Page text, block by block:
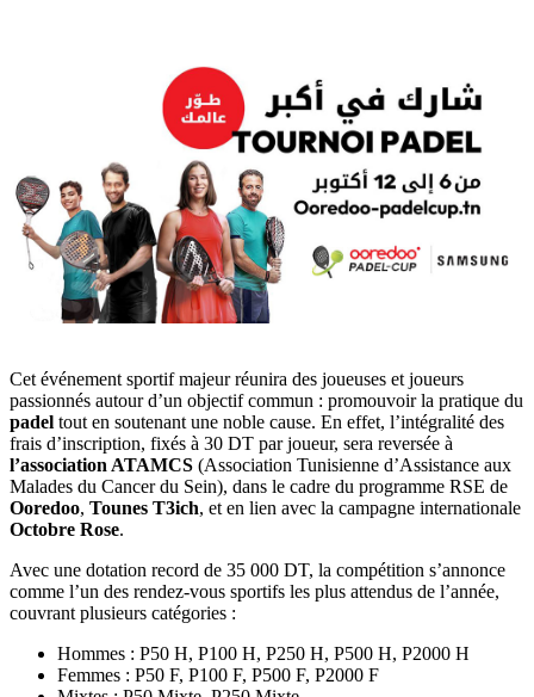
Cet événement sportif majeur réunira des joueuses et joueurs
passionnés autour d’un objectif commun : promouvoir la pratique du
padel tout en soutenant une noble cause. En effet, l’intégralité des
frais d’inscription, fixés à 30 DT par joueur, sera reversée à
l’association ATAMCS (Association Tunisienne d’Assistance aux
Malades du Cancer du Sein), dans le cadre du programme RSE de
Ooredoo, Tounes T3ich, et en lien avec la campagne internationale
Octobre Rose.
Avec une dotation record de 35 000 DT, la compétition s’annonce
comme l’un des rendez-vous sportifs les plus attendus de l’année,
couvrant plusieurs catégories :
Hommes : P50 H, P100 H, P250 H, P500 H, P2000 H
Femmes : P50 F, P100 F, P500 F, P2000 F